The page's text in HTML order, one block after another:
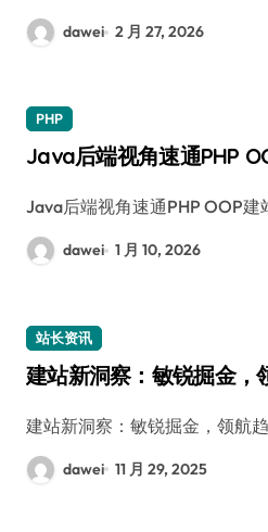
dawei 2 月 27, 2026
PHP
Java后端视角速通PHP
Java后端视角速通PHP OOP建
dawei 1 月 10, 2026
站长资讯
建站新洞察：敏锐掘金，
建站新洞察：敏锐掘金，领航
dawei 11 月 29, 2025